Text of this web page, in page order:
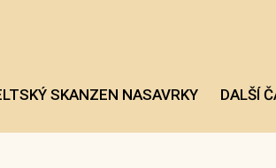
SKANZEN NASAVRKY DALŠÍ